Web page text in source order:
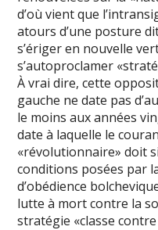
d’où vient que
atours d’une posture
s’ériger en nouvelle
s’autoproclamer
À vrai dire, cette
gauche ne date pas
le moins aux années
date à laquelle le
«révolutionnaire» doit
conditions posées par
d’obédience
lutte à mort contre la
stratégie «classe